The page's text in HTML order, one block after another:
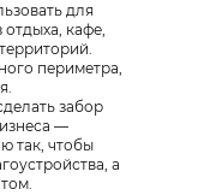
для
отдыха, кафе,
периметра,
забор
—
так, чтобы
а